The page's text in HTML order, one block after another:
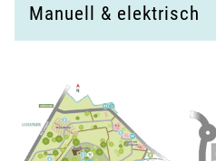
Manuell & elektrisch